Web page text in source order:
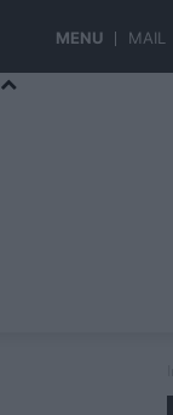
MENU MAIL